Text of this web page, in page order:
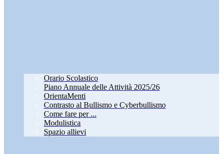
Orario Scolastico
Piano Annuale delle Attività 2025/26
OrientaMenti
Contrasto al Bullismo e Cyberbullismo
Come fare per ...
Modulistica
Spazio allievi